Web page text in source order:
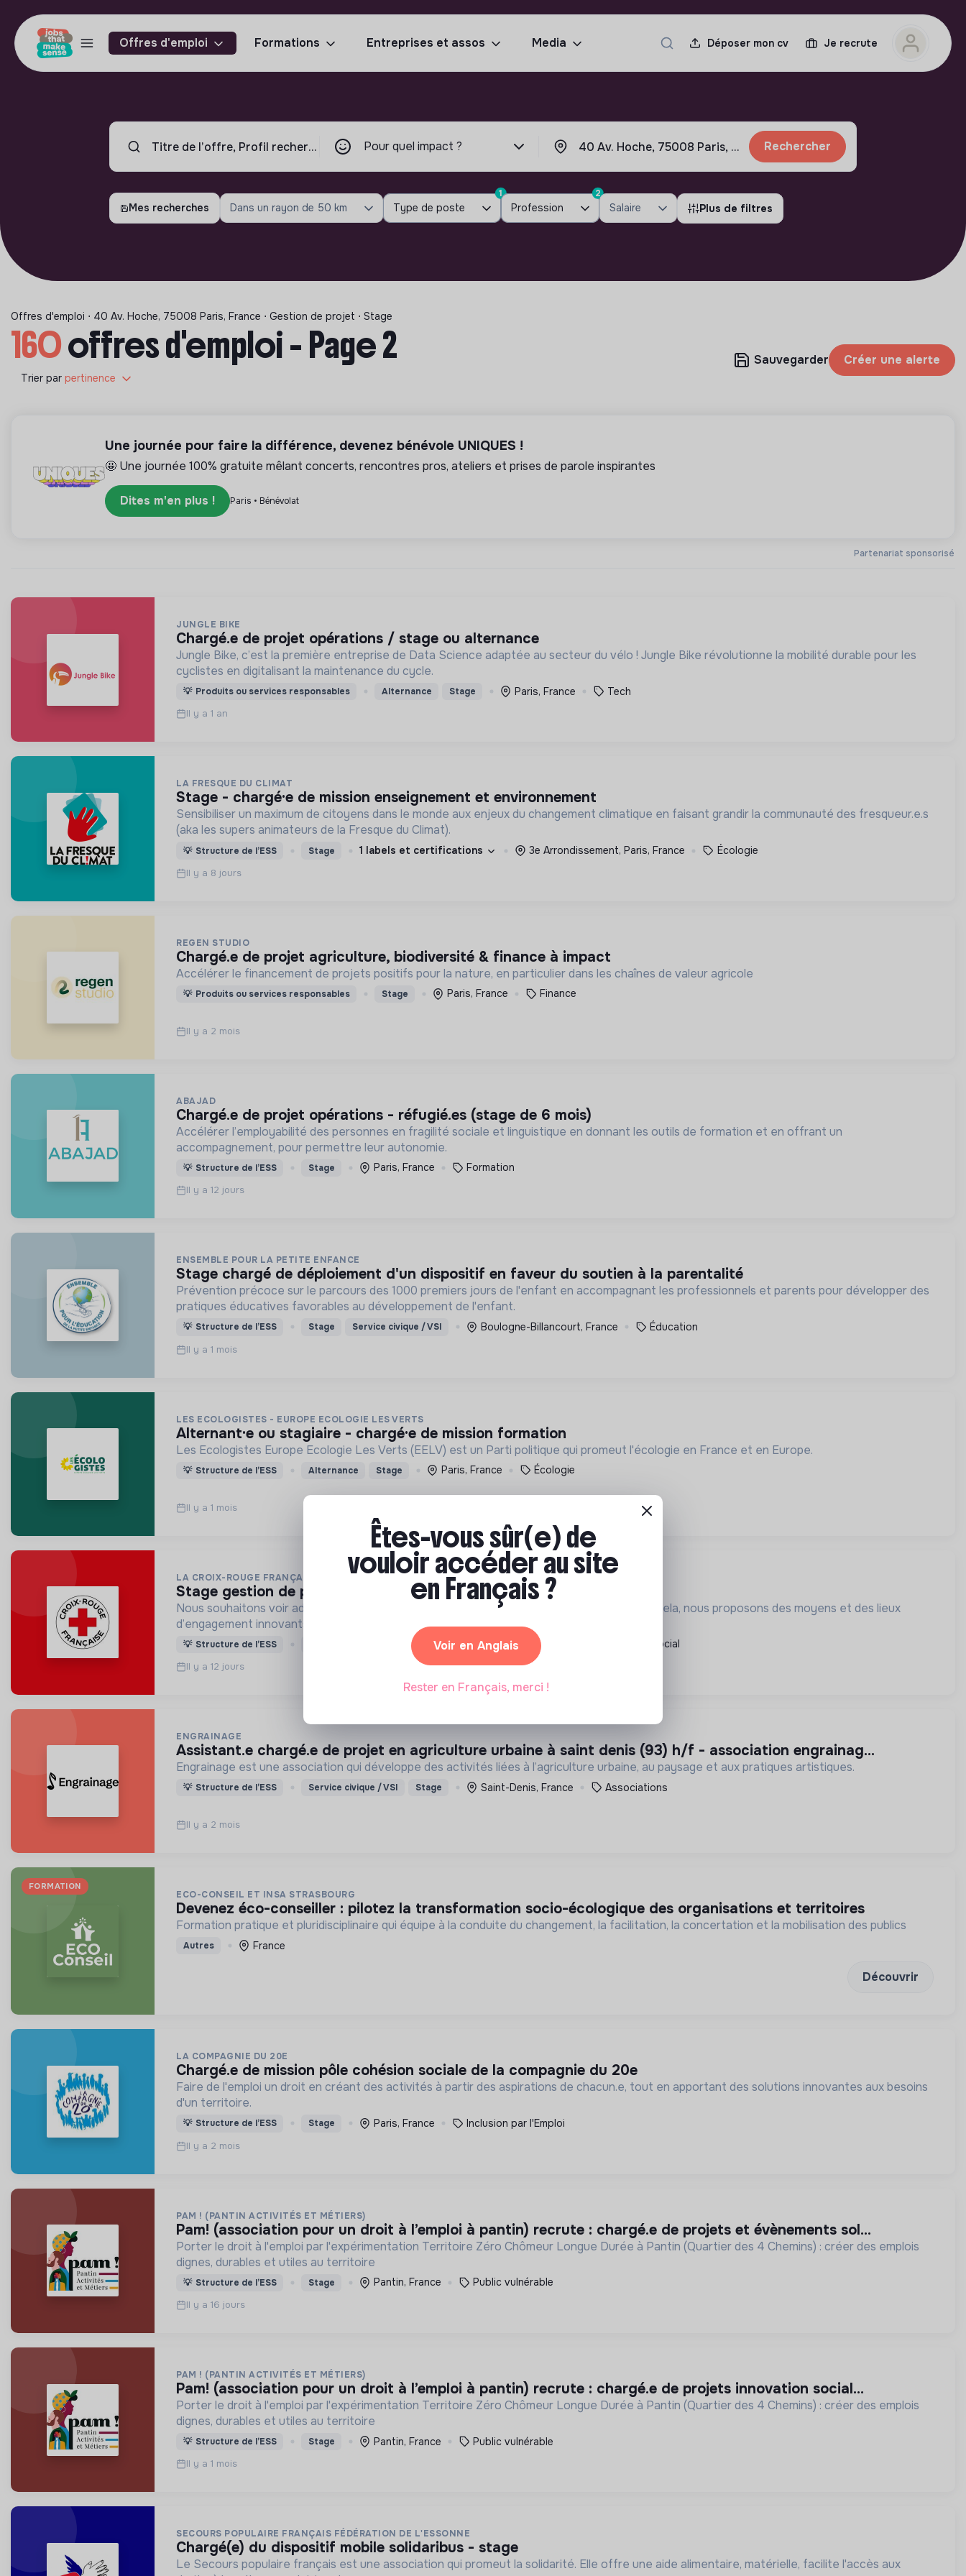
Offres d'emploi Formations Entreprises et assos Media Déposer mon cv Je recrute
Pour quel impact ? Rechercher
Mes recherches Dans un rayon de 50 km Type de poste
1
Profession
2
Salaire Plus de filtres
Offres d'emploi ⋅ 40 Av. Hoche, 75008 Paris, France ⋅ Gestion de projet ⋅ Stage
160offres d'emploi - Page 2
Trier par pertinence
Sauvegarder Créer une alerte
Partenariat sponsorisé
Une journée pour faire la différence, devenez bénévole UNIQUES !
🤩 Une journée 100% gratuite mêlant concerts, rencontres pros, ateliers et prises de parole inspirantes
Dites m'en plus ! Paris • Bénévolat
JUNGLE BIKE
chargé.e de projet opérations / stage ou alternance
Jungle Bike, c’est la première entreprise de Data Science adaptée au secteur du vélo ! Jungle Bike révolutionne la mobilité durable pour les
cyclistes en digitalisant la maintenance du cycle.
💡 Produits ou services responsables Alternance Stage Paris, France Tech
Il y a 1 an
LA FRESQUE DU CLIMAT
stage - chargé·e de mission enseignement et environnement
Sensibiliser un maximum de citoyens dans le monde aux enjeux du changement climatique en faisant grandir la communauté des fresqueur.e.s
(aka les supers animateurs de la Fresque du Climat).
💡 Structure de l’ESS Stage 1 labels et certifications 3e Arrondissement, Paris, France Écologie
Il y a 8 jours
REGEN STUDIO
chargé.e de projet agriculture, biodiversité & finance à impact
Accélérer le financement de projets positifs pour la nature, en particulier dans les chaînes de valeur agricole
💡 Produits ou services responsables Stage Paris, France Finance
Il y a 2 mois
ABAJAD
chargé.e de projet opérations - réfugié.es (stage de 6 mois)
Accélérer l’employabilité des personnes en fragilité sociale et linguistique en donnant les outils de formation et en offrant un
accompagnement, pour permettre leur autonomie.
💡 Structure de l’ESS Stage Paris, France Formation
Il y a 12 jours
ENSEMBLE POUR LA PETITE ENFANCE
stage chargé de déploiement d'un dispositif en faveur du soutien à la parentalité
Prévention précoce sur le parcours des 1000 premiers jours de l'enfant en accompagnant les professionnels et parents pour développer des
pratiques éducatives favorables au développement de l'enfant.
💡 Structure de l’ESS Stage Service civique / VSI Boulogne-Billancourt, France Éducation
Il y a 1 mois
LES ECOLOGISTES - EUROPE ECOLOGIE LES VERTS
alternant·e ou stagiaire - chargé·e de mission formation
Les Ecologistes Europe Ecologie Les Verts (EELV) est un Parti politique qui promeut l'écologie en France et en Europe.
💡 Structure de l’ESS Alternance Stage Paris, France Écologie
Il y a 1 mois
LA CROIX-ROUGE FRANÇAISE
stage gestion de projet innovation (h/f/x)
Nous souhaitons voir advenir une société où chacun se sente utile et capable d’agir. Pour cela, nous proposons des moyens et des lieux
d’engagement innovants et adaptés à tous.
💡 Structure de l’ESS 1 labels et certifications Montrouge, France Social
Il y a 12 jours
ENGRAINAGE
assistant.e chargé.e de projet en agriculture urbaine à saint denis (93) h/f - association engrainag...
Engrainage est une association qui développe des activités liées à l’agriculture urbaine, au paysage et aux pratiques artistiques.
💡 Structure de l’ESS Service civique / VSI Stage Saint-Denis, France Associations
Il y a 2 mois
FORMATION
ECO-CONSEIL ET INSA STRASBOURG
devenez éco-conseiller : pilotez la transformation socio-écologique des organisations et territoires
Formation pratique et pluridisciplinaire qui équipe à la conduite du changement, la facilitation, la concertation et la mobilisation des publics
Autres France
Découvrir
LA COMPAGNIE DU 20E
chargé.e de mission pôle cohésion sociale de la compagnie du 20e
Faire de l'emploi un droit en créant des activités à partir des aspirations de chacun.e, tout en apportant des solutions innovantes aux besoins
d'un territoire.
💡 Structure de l’ESS Stage Paris, France Inclusion par l'Emploi
Il y a 2 mois
PAM ! (PANTIN ACTIVITÉS ET MÉTIERS)
pam! (association pour un droit à l’emploi à pantin) recrute : chargé.e de projets et évènements sol...
Porter le droit à l'emploi par l'expérimentation Territoire Zéro Chômeur Longue Durée à Pantin (Quartier des 4 Chemins) : créer des emplois
dignes, durables et utiles au territoire
💡 Structure de l’ESS Stage Pantin, France Public vulnérable
Il y a 16 jours
PAM ! (PANTIN ACTIVITÉS ET MÉTIERS)
pam! (association pour un droit à l’emploi à pantin) recrute : chargé.e de projets innovation social...
Porter le droit à l'emploi par l'expérimentation Territoire Zéro Chômeur Longue Durée à Pantin (Quartier des 4 Chemins) : créer des emplois
dignes, durables et utiles au territoire
💡 Structure de l’ESS Stage Pantin, France Public vulnérable
Il y a 1 mois
SECOURS POPULAIRE FRANÇAIS FÉDÉRATION DE L'ESSONNE
chargé(e) du dispositif mobile solidaribus - stage
Le Secours populaire français est une association qui promeut la solidarité. Elle offre une aide alimentaire, matérielle, facilite l'accès aux
Êtes-vous sûr(e) de
vouloir accéder au site
en Français ?
Voir en Anglais
Rester en Français, merci !